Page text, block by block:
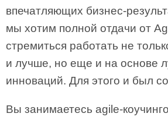
впечатляющих бизнес-
мы хотим полной отдачи от
стремиться работать не
и лучше, но еще и на основе
инноваций. Для этого и был
Вы занимаетесь agile-